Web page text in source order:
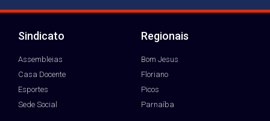
Sindicato
Assembleias
Casa Docente
Esportes
Sede Social
Regionais
Bom Jesus
Floriano
Picos
Parnaíba